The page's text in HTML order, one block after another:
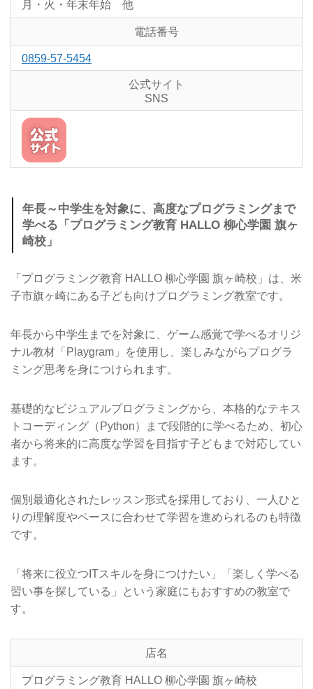
月・火・年末年始 他
電話番号
0859-57-5454
公式サイト
SNS
年長～中学生を対象に、高度なプログラミングまで
学べる「プログラミング教育 HALLO 柳心学園 旗ヶ
崎校」
「プログラミング教育 HALLO 柳心学園 旗ヶ崎校」は、米
子市旗ヶ崎にある子ども向けプログラミング教室です。
年長から中学生までを対象に、ゲーム感覚で学べるオリジ
ナル教材「Playgram」を使用し、楽しみながらプログラ
ミング思考を身につけられます。
基礎的なビジュアルプログラミングから、本格的なテキス
トコーディング（Python）まで段階的に学べるため、初心
者から将来的に高度な学習を目指す子どもまで対応してい
ます。
個別最適化されたレッスン形式を採用しており、一人ひと
りの理解度やペースに合わせて学習を進められるのも特徴
です。
「将来に役立つITスキルを身につけたい」「楽しく学べる
習い事を探している」という家庭にもおすすめの教室で
す。
店名
プログラミング教育 HALLO 柳心学園 旗ヶ崎校